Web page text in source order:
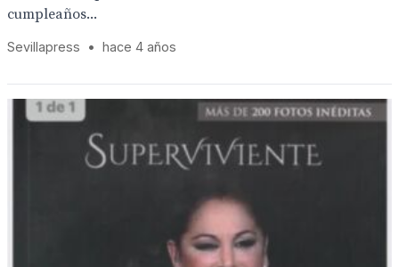
cumpleaños...
Sevillapress • hace 4 años